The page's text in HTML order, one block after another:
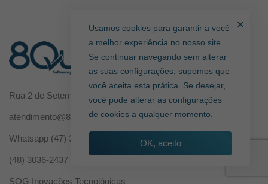
Rua 2 de Setembro, nº 3383 – Blumenau/SC/Brasil
atendimento@8quali.com.br
Whatsapp (47) 3209-0581
(48) 3036-2437
SOG Inovações Tecnológicas
Usamos cookies para garantir a você
a melhor experiência no nosso site.
Se continuar navegando sem alterar
as suas configurações, supomos que
você aceita esta prática. Se desejar,
você pode alterar as configurações
de cookies a qualquer momento.
OK, aceito